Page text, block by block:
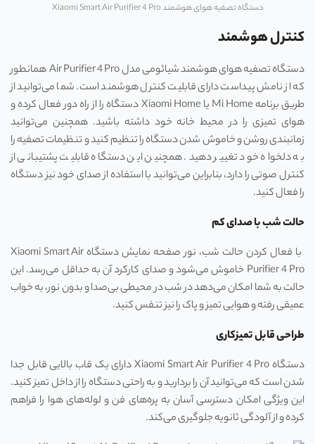
دستگاه تصفیه هوای هوشمند Xiaomi Smart Air Purifier 4 Pro
کنترل هوشمند
دستگاه تصفیه هوای هوشمند شیائومی مدل Air Purifier 4 Pro همانطور
که از نامش پیداست دارای قابلیت کنترل هوشمند است. شما می‌توانید از
طریق برنامه Mi Home یا Xiaomi Home دستگاه را از راه دور فعال کرده و
هوای تمیزی را در محیط خانه خود داشته باشید. همچنین می‌توانید
زمانبندی روشن و خاموش شدن دستگاه را تنظیم کنید و تنظیمات تصفیه را
به دلخواه خود تغییر دهید. همچنین این دستگاه قابلیت پشتیبانی از
کنترل صوتی را دارد، بنابراین می‌توانید با استفاده از صدای خود نیز دستگاه
را فعال کنید.
حالت شب با صدای کم
با فعال کردن حالت شب، نور صفحه نمایش دستگاه Xiaomi Smart Air
Purifier 4 Pro خاموش می‌شود و صدای کارکرد آن به حداقل می‌رسد. این
حالت به شما امکان می‌دهد در شب در محیطی بی‌صدا و بدون نور، به خواب
عمیقی رفته و هوایی تمیز و پاک را نیز تنفس کنید.
طراحی قابل تمیزکاری
دستگاه Xiaomi Smart Air Purifier 4 Pro دارای یک قاب بالایی قابل جدا
شدن است که می‌توانید آن را بردارید و به راحتی دستگاه را از داخل تمیز کنید.
این ویژگی امکان دسترسی آسان به پره‌های فن و لوله‌های هوا را فراهم
کرده و از آلودگی ثانویه جلوگیری می‌کند.